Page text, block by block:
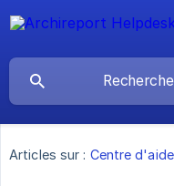
Articles sur : Centre